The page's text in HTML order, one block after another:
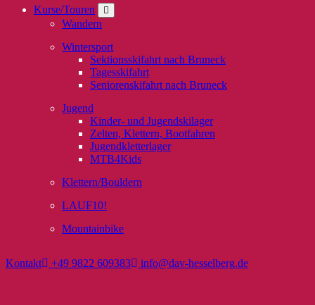
Kurse/Touren
Wandern
Wintersport
Sektionsskifahrt nach Bruneck
Tagesskifahrt
Seniorenskifahrt nach Bruneck
Jugend
Kinder- und Jugendskilager
Zelten, Klettern, Bootfahren
Jugendkletterlager
MTB4Kids
Klettern/Bouldern
LAUF10!
Mountainbike
Kontakt +49 9822 609383 info@dav-hesselberg.de